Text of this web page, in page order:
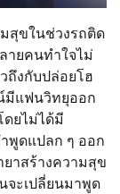
สุขในช่วงรถติด
ายคนทำใจไม่
ถึงกับปล่อยโฮ
มีแฟนวิทยุออก
ดยไม่ได้มี
พูดแปลก ๆ ออก
ยาสร้างความสุข
จะเปลี่ยนมาพูด